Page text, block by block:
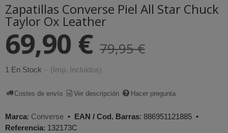
Zapatillas Converse Piel All Star Chuck
Taylor Ox Leather
69,90 € 79,95 €
1 En Stock - (Imp. Incluidos)
Costes de envío Ver descripción Hacer pregunta
Marca: Converse • EAN / Cod. Barras: 886951121885 •
Referencia: 132173C